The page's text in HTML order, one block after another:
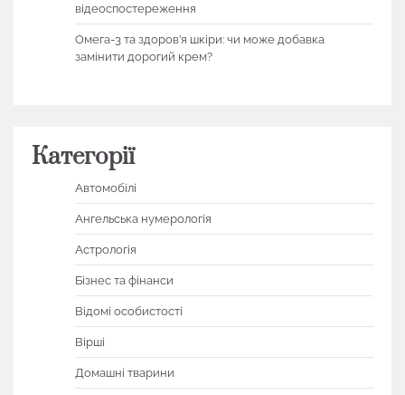
відеоспостереження
Омега-3 та здоров’я шкіри: чи може добавка
замінити дорогий крем?
Категорії
Автомобілі
Ангельська нумерологія
Астрологія
Бізнес та фінанси
Відомі особистості
Вірші
Домашні тварини